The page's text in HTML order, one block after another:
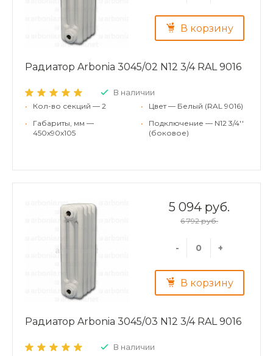
В корзину
Радиатор Arbonia 3045/02 N12 3/4 RAL 9016
В наличии
•
Кол-во секций — 2
•
Габариты, мм —
450x90x105
•
Цвет — Белый (RAL 9016)
•
Подключение — N12 3/4''
(боковое)
5 094 руб.
6 792 руб.
- +
В корзину
Радиатор Arbonia 3045/03 N12 3/4 RAL 9016
В наличии